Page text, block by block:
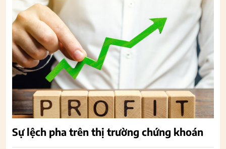
Sự lệch pha trên thị trường chứng khoán